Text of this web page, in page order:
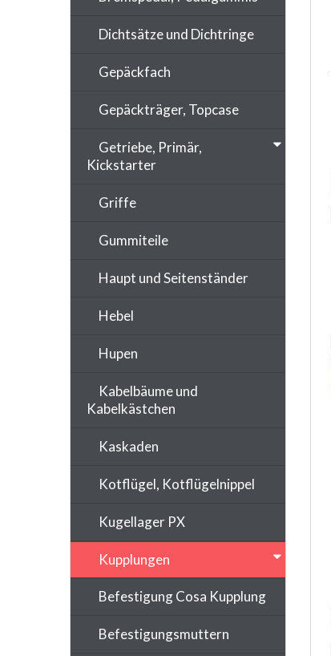
Dichtsätze und Dichtringe
Gepäckfach
Gepäckträger, Topcase
Getriebe, Primär,
Kickstarter
Griffe
Gummiteile
Haupt und Seitenständer
Hebel
Hupen
Kabelbäume und
Kabelkästchen
Kaskaden
Kotflügel, Kotflügelnippel
Kugellager PX
Kupplungen
Befestigung Cosa Kupplung
Befestigungsmuttern